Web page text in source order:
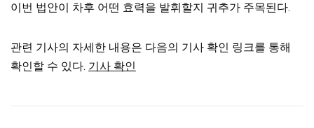
이번 법안이 차후 어떤 효력을 발휘할지 귀추가 주목된다.
관련 기사의 자세한 내용은 다음의 기사 확인 링크를 통해
확인할 수 있다. 기사 확인